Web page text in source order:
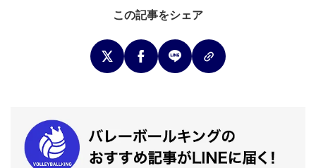
この記事をシェア